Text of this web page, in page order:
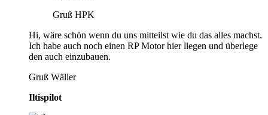
Gruß HPK
Hi, wäre schön wenn du uns mitteilst wie du das alles machst.
Ich habe auch noch einen RP Motor hier liegen und überlege
den auch einzubauen.
Gruß Wäller
Iltispilot